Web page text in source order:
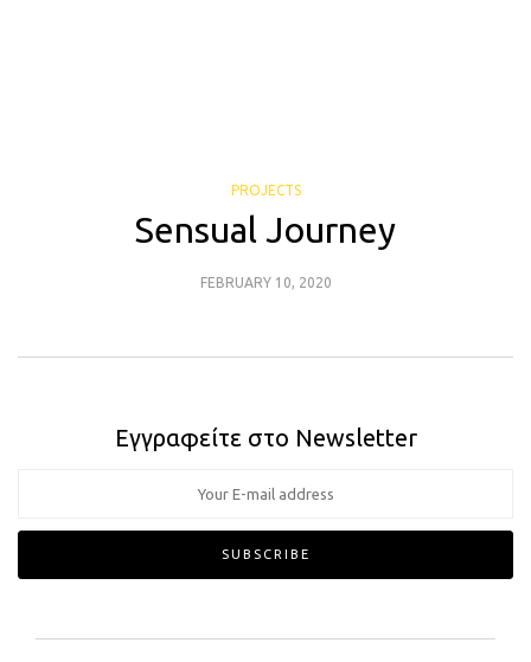
PROJECTS
Sensual Journey
FEBRUARY 10, 2020
Εγγραφείτε στο Newsletter